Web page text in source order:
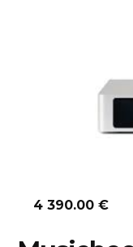
4 390.00 €